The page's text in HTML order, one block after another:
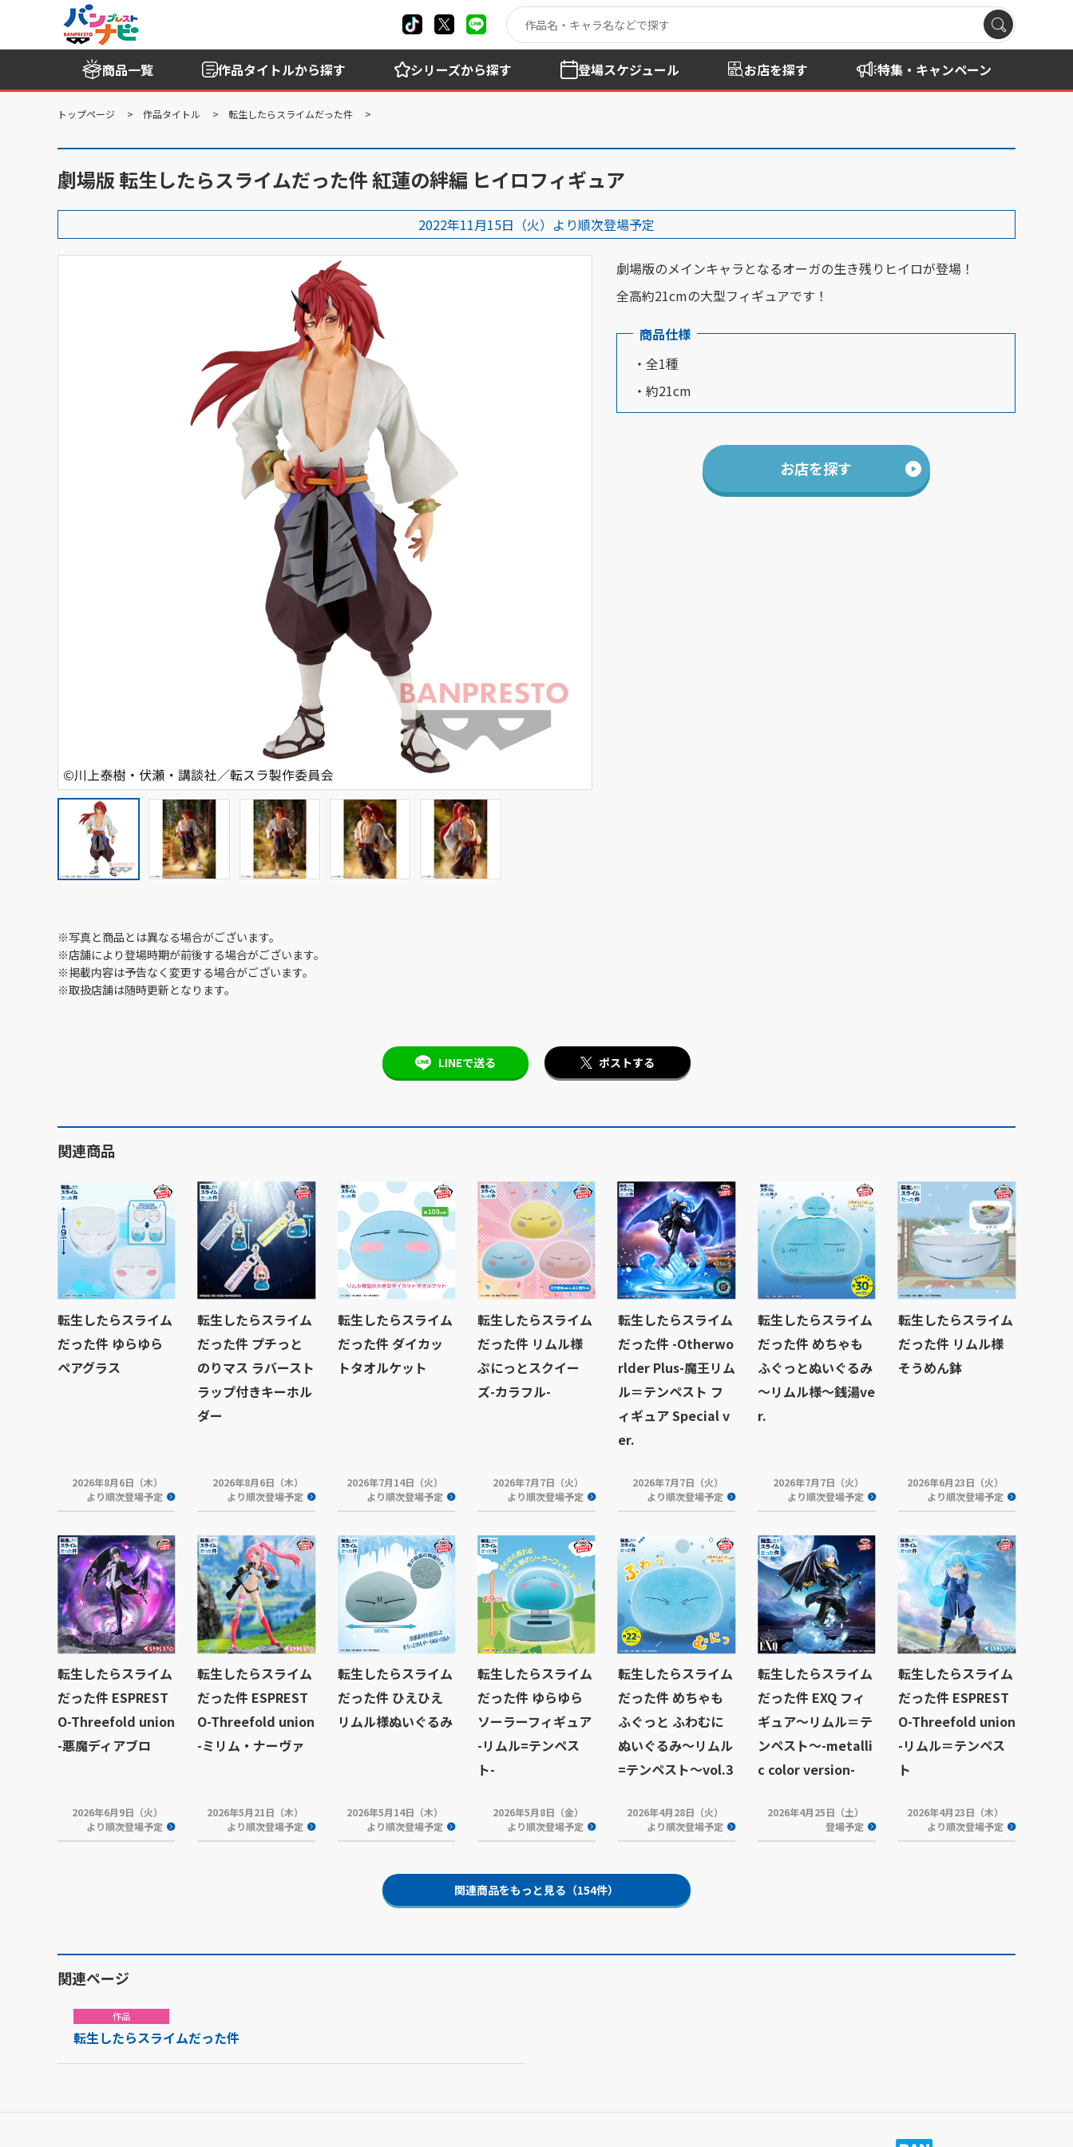
商品一覧 作品タイトルから探す シリーズから探す 登場スケジュール お店を探す 特集・キャンペーン
トップページ 作品タイトル 転生したらスライムだった件
劇場版 転生したらスライムだった件 紅蓮の絆編 ヒイロフィギュア
2022年11月15日（火）より順次登場予定
劇場版のメインキャラとなるオーガの生き残りヒイロが登場！
全高約21cmの大型フィギュアです！
商品仕様
・全1種
・約21cm
お店を探す
※写真と商品とは異なる場合がございます。
※店舗により登場時期が前後する場合がございます。
※掲載内容は予告なく変更する場合がございます。
※取扱店舗は随時更新となります。
LINEで送る ポストする
関連商品
転生したらスライム
だった件 ゆらゆら
ペアグラス
2026年8月6日（木）
より順次登場予定
転生したらスライム
だった件 プチっと
のりマス ラバースト
ラップ付きキーホル
ダー
2026年8月6日（木）
より順次登場予定
転生したらスライム
だった件 ダイカッ
トタオルケット
2026年7月14日（火）
より順次登場予定
転生したらスライム
だった件 リムル様
ぷにっとスクイー
ズ-カラフル-
2026年7月7日（火）
より順次登場予定
転生したらスライム
だった件 -Otherwo
rlder Plus-魔王リム
ル＝テンペスト フ
ィギュア Special v
er.
2026年7月7日（火）
より順次登場予定
転生したらスライム
だった件 めちゃも
ふぐっとぬいぐるみ
～リムル様～銭湯ve
r.
2026年7月7日（火）
より順次登場予定
転生したらスライム
だった件 リムル様
そうめん鉢
2026年6月23日（火）
より順次登場予定
転生したらスライム
だった件 ESPREST
O-Threefold union
-悪魔ディアブロ
2026年6月9日（火）
より順次登場予定
転生したらスライム
だった件 ESPREST
O-Threefold union
-ミリム・ナーヴァ
2026年5月21日（木）
より順次登場予定
転生したらスライム
だった件 ひえひえ
リムル様ぬいぐるみ
2026年5月14日（木）
より順次登場予定
転生したらスライム
だった件 ゆらゆら
ソーラーフィギュア
-リムル=テンペス
ト-
2026年5月8日（金）
より順次登場予定
転生したらスライム
だった件 めちゃも
ふぐっと ふわむに
ぬいぐるみ～リムル
=テンペスト～vol.3
2026年4月28日（火）
より順次登場予定
転生したらスライム
だった件 EXQ フィ
ギュア～リムル＝テ
ンペスト～-metalli
c color version-
2026年4月25日（土）
登場予定
転生したらスライム
だった件 ESPREST
O-Threefold union
-リムル＝テンペス
ト
2026年4月23日（木）
より順次登場予定
関連商品をもっと見る（154件）
関連ページ
作品
転生したらスライムだった件